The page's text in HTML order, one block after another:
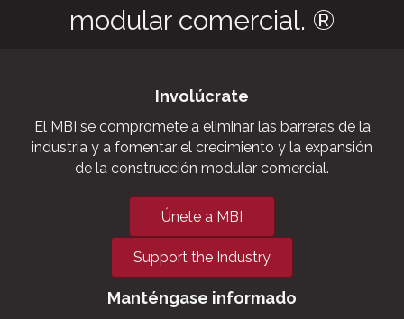
modular comercial. ®
Involúcrate
El MBI se compromete a eliminar las barreras de la
industria y a fomentar el crecimiento y la expansión
de la construcción modular comercial.
Únete a MBI
Support the Industry
Manténgase informado